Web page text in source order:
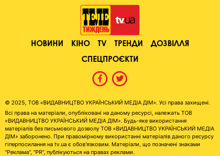
НОВИНИ КІНО TV ТРЕНДИ
ДОЗВІЛЛЯ
СПЕЦПРОЄКТИ
© 2025, ТОВ «ВИДАВНИЦТВО УКРАЇНСЬКИЙ МЕДІА ДІМ». Усі права захищені.
Всі права на матеріали, опубліковані на даному ресурсі, належать ТОВ
«ВИДАВНИЦТВО УКРАЇНСЬКИЙ МЕДІА ДІМ». Будь-яке використання
матеріалів без письмового дозволу ТОВ «ВИДАВНИЦТВО УКРАЇНСЬКИЙ МЕДІА
ДІМ» заборонено. При правомірному використанні матеріалів даного ресурсу
гіперпосилання на tv.ua є обов'язковим. Матеріали, що позначені знаками
"Реклама", "PR", публікуються на правах реклами.